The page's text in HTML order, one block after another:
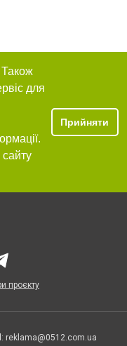
Також
для
Прийняти
проєкту
reklama@0512.com.ua